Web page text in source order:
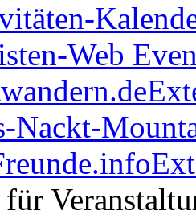
Web
Nackt-